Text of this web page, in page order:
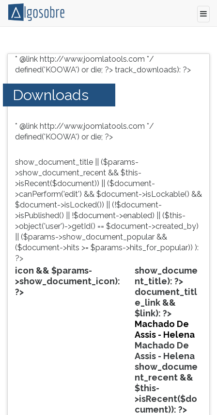
grátis
vestibular,
enem
concursos.
resumos
livros,
biografias,
profissões,
simulados
comentados.
Acessibilidade
leitor
TAB
depois
F
para
ouvir
conteúdo
principal
pular
essa
leitura
pressione
depois
pausar
* @link http://www.joomlatools.com */
defined('KOOWA') or die; ?> track_downloads): ?>
Downloads
* @link http://www.joomlatools.com */
defined('KOOWA') or die; ?>
show_document_title || ($params-
>show_document_recent && $this-
>isRecent($document)) || ($document-
>canPerform('edit') && $document->isLockable() &&
$document->isLocked()) || (!$document-
>isPublished() || !$document->enabled) || ($this-
>object('user')->getId() == $document->created_by)
|| ($params->show_document_popular &&
($document->hits >= $params->hits_for_popular)) ):
?>
icon && $params-
>show_document_icon):
?>
show_docume
nt_title): ?>
document_titl
e_link &&
$link): ?>
Machado De
Assis - Helena
Machado De
Assis - Helena
show_docume
nt_recent &&
$this-
>isRecent($do
cument)): ?>